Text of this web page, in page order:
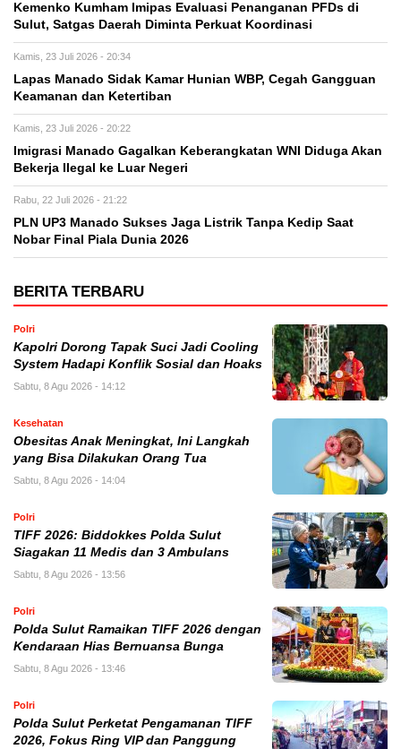
Kemenko Kumham Imipas Evaluasi Penanganan PFDs di
Sulut, Satgas Daerah Diminta Perkuat Koordinasi
Kamis, 23 Juli 2026 - 20:34
Lapas Manado Sidak Kamar Hunian WBP, Cegah Gangguan
Keamanan dan Ketertiban
Kamis, 23 Juli 2026 - 20:22
Imigrasi Manado Gagalkan Keberangkatan WNI Diduga Akan
Bekerja Ilegal ke Luar Negeri
Rabu, 22 Juli 2026 - 21:22
PLN UP3 Manado Sukses Jaga Listrik Tanpa Kedip Saat
Nobar Final Piala Dunia 2026
BERITA TERBARU
Polri
Kapolri Dorong Tapak Suci Jadi Cooling
System Hadapi Konflik Sosial dan Hoaks
Sabtu, 8 Agu 2026 - 14:12
Kesehatan
Obesitas Anak Meningkat, Ini Langkah
yang Bisa Dilakukan Orang Tua
Sabtu, 8 Agu 2026 - 14:04
Polri
TIFF 2026: Biddokkes Polda Sulut
Siagakan 11 Medis dan 3 Ambulans
Sabtu, 8 Agu 2026 - 13:56
Polri
Polda Sulut Ramaikan TIFF 2026 dengan
Kendaraan Hias Bernuansa Bunga
Sabtu, 8 Agu 2026 - 13:46
Polri
Polda Sulut Perketat Pengamanan TIFF
2026, Fokus Ring VIP dan Panggung